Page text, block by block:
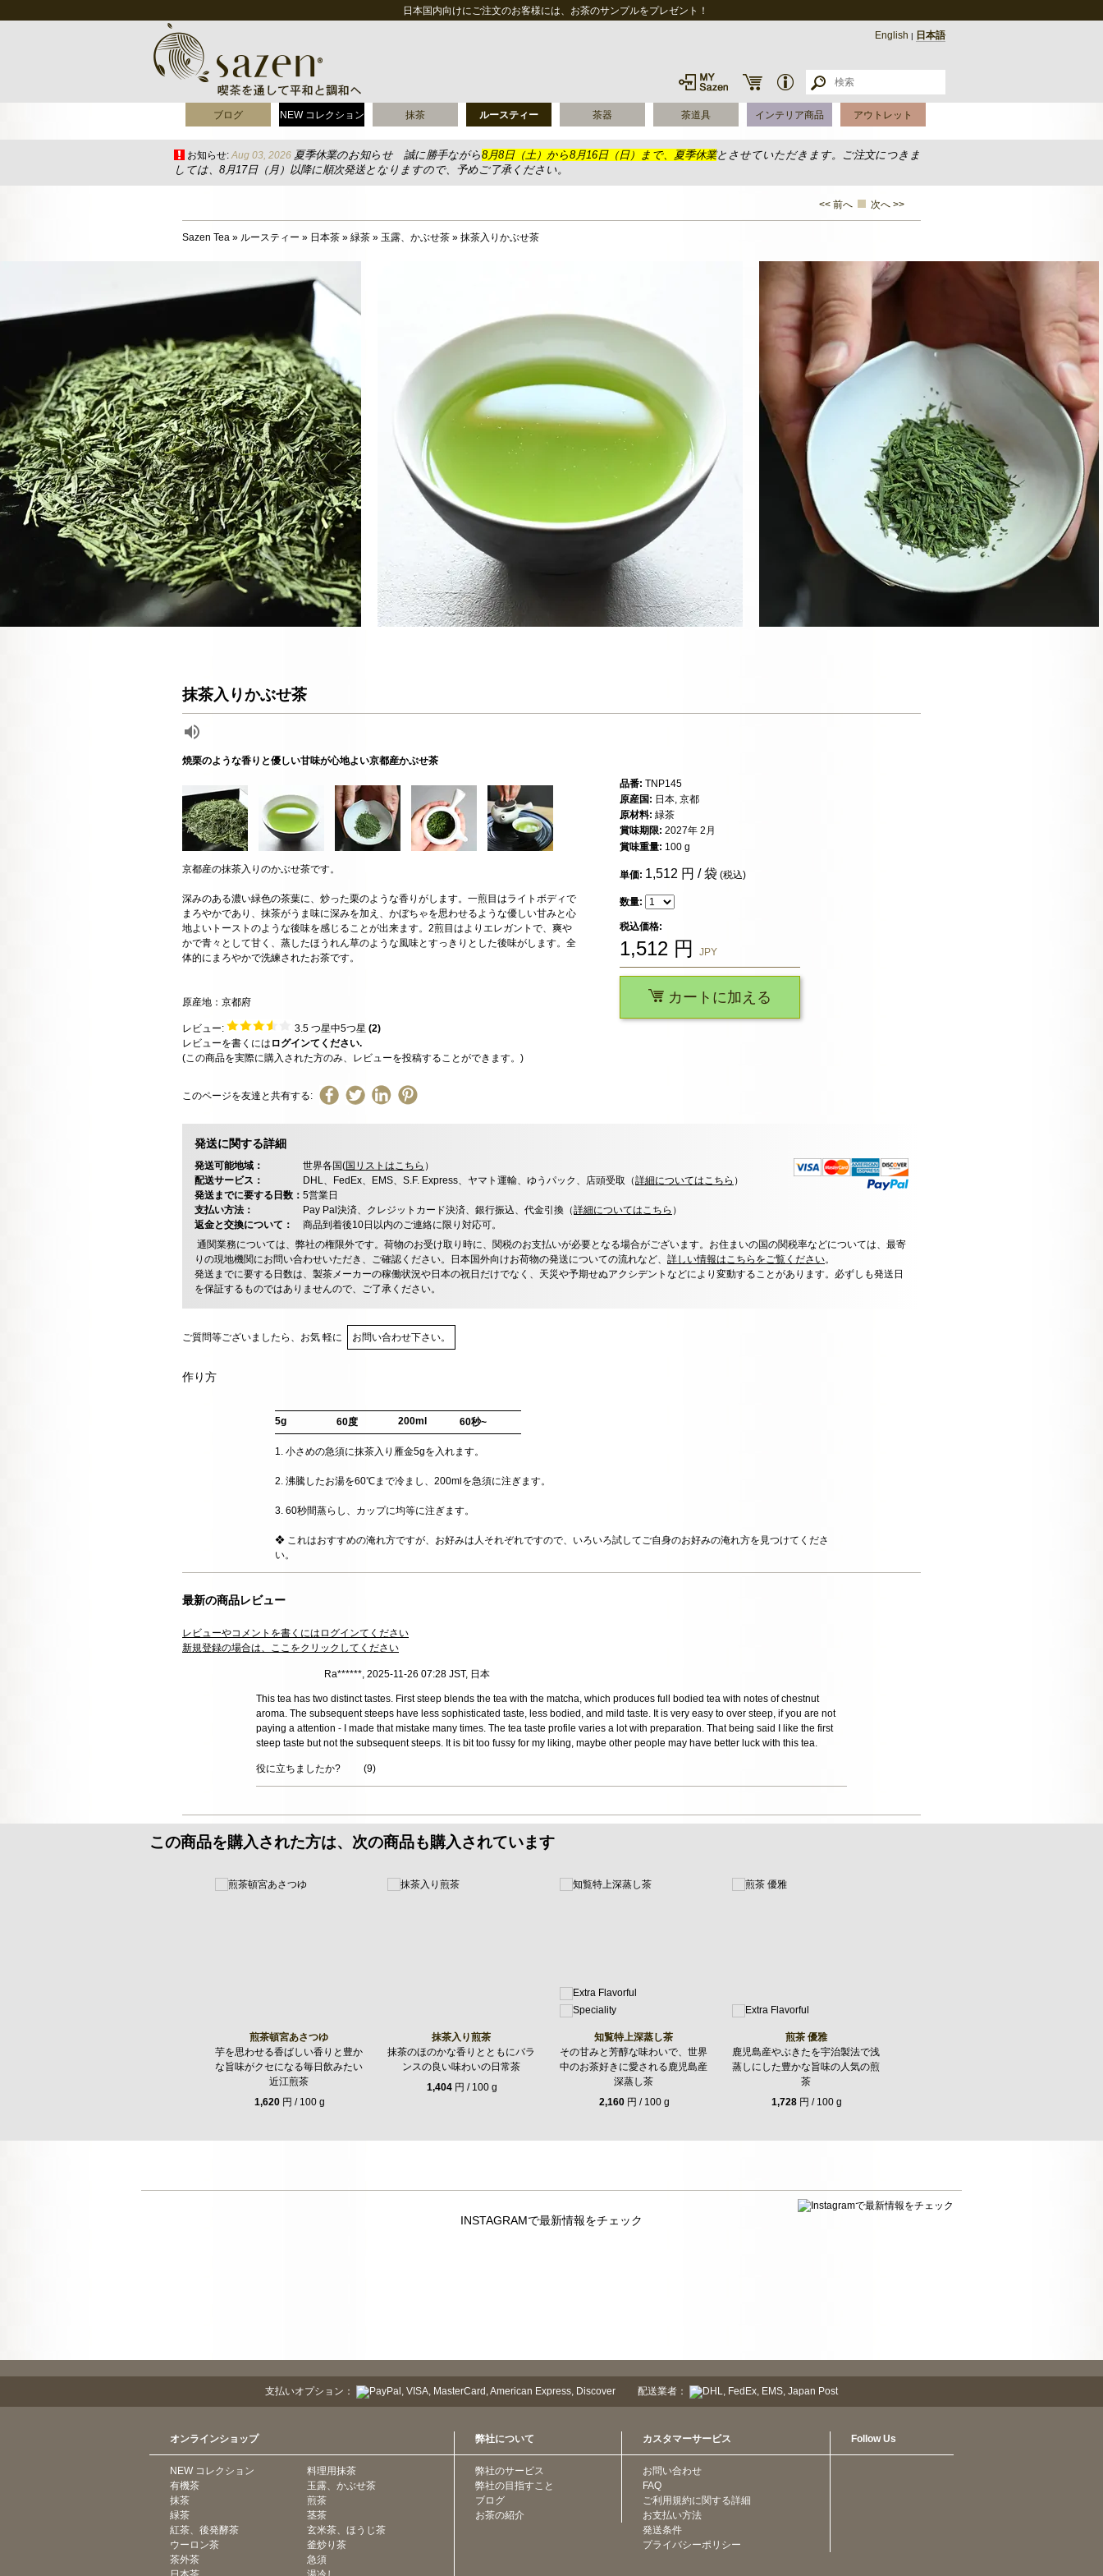
日本国内向けにご注文のお客様には、お茶のサンプルをプレゼント！
English | 日本語
ブログ NEW コレクション 抹茶 ルースティー 茶器 茶道具 インテリア商品 アウトレット
お知らせ: Aug 03, 2026 夏季休業のお知らせ 誠に勝手ながら8月8日（土）から8月16日（日）まで、夏季休業とさせていただきます。ご注文につきま
しては、8月17日（月）以降に順次発送となりますので、予めご了承ください。
<< 前へ 次へ >>
Sazen Tea » ルースティー » 日本茶 » 緑茶 » 玉露、かぶせ茶 » 抹茶入りかぶせ茶
抹茶入りかぶせ茶
焼栗のような香りと優しい甘味が心地よい京都産かぶせ茶
京都産の抹茶入りのかぶせ茶です。
深みのある濃い緑色の茶葉に、炒った栗のような香りがします。一煎目はライトボディで
まろやかであり、抹茶がうま味に深みを加え、かぼちゃを思わせるような優しい甘みと心
地よいトーストのような後味を感じることが出来ます。2煎目はよりエレガントで、爽や
かで青々として甘く、蒸したほうれん草のような風味とすっきりとした後味がします。全
体的にまろやかで洗練されたお茶です。
原産地：京都府
レビュー: 3.5 つ星中5つ星 (2)
レビューを書くには ログインてください.
(この商品を実際に購入された方のみ、レビューを投稿することができます。)
このページを友達と共有する:
品番: TNP145
原産国: 日本, 京都
原材料: 緑茶
賞味期限: 2027年 2月
賞味重量: 100 g
単価: 1,512 円 / 袋 (税込)
数量:
税込価格:
1,512 円 JPY
カートに加える
発送に関する詳細
発送可能地域： 世界各国(国リストはこちら ）
配送サービス：
DHL、FedEx、EMS、S.F. Express、ヤマト運輸、ゆうパック、店頭受取（詳細についてはこちら ）
発送までに要する日数： 5営業日
支払い方法：
Pay Pal決済、クレジットカード決済、銀行振込、代金引換（詳細についてはこちら ）
返金と交換について：
商品到着後10日以内のご連絡に限り対応可。
通関業務については、弊社の権限外です。荷物のお受け取り時に、関税のお支払いが必要となる場合がございます。お住まいの国の関税率などについては、最寄
りの現地機関にお問い合わせいただき、ご確認ください。日本国外向けお荷物の発送についての流れなど、 詳しい情報はこちらをご覧ください。
発送までに要する日数は、製茶メーカーの稼働状況や日本の祝日だけでなく、天災や予期せぬアクシデントなどにより変動することがあります。必ずしも発送日
を保証するものではありませんので、ご了承ください。
ご質問等ございましたら、お気 軽に お問い合わせ下さい。
作り方
5g 60度 200ml 60秒~
1. 小さめの急須に抹茶入り雁金5gを入れます。
2. 沸騰したお湯を60℃まで冷まし、200mlを急須に注ぎます。
3. 60秒間蒸らし、カップに均等に注ぎます。
❖ これはおすすめの淹れ方ですが、お好みは人それぞれですので、いろいろ試してご自身のお好みの淹れ方を見つけてくださ
い。
最新の商品レビュー
レビューやコメントを書くにはログインてください
新規登録の場合は、ここをクリックしてください
Ra******, 2025-11-26 07:28 JST, 日本
This tea has two distinct tastes. First steep blends the tea with the matcha, which produces full bodied tea with notes of chestnut
aroma. The subsequent steeps have less sophisticated taste, less bodied, and mild taste. It is very easy to over steep, if you are not
paying a attention - I made that mistake many times. The tea taste profile varies a lot with preparation. That being said I like the first
steep taste but not the subsequent steeps. It is bit too fussy for my liking, maybe other people may have better luck with this tea.
役に立ちましたか? (9)
この商品を購入された方は、次の商品も購入されています
煎茶頓宮あさつゆ
芋を思わせる香ばしい香りと豊か
な旨味がクセになる毎日飲みたい
近江煎茶
1,620 円 / 100 g
抹茶入り煎茶
抹茶のほのかな香りとともにバラ
ンスの良い味わいの日常茶
1,404 円 / 100 g
知覧特上深蒸し茶
その甘みと芳醇な味わいで、世界
中のお茶好きに愛される鹿児島産
深蒸し茶
2,160 円 / 100 g
煎茶 優雅
鹿児島産やぶきたを宇治製法で浅
蒸しにした豊かな旨味の人気の煎
茶
1,728 円 / 100 g
INSTAGRAMで最新情報をチェック
支払いオプション： 配送業者：
オンラインショップ
NEW コレクション
有機茶
抹茶
緑茶
紅茶、後発酵茶
ウーロン茶
茶外茶
料理用抹茶
玉露、かぶせ茶
煎茶
茎茶
玄米茶、ほうじ茶
釜炒り茶
急須
弊社について
弊社のサービス
弊社の目指すこと
ブログ
お茶の紹介
カスタマーサービス
お問い合わせ
FAQ
ご利用規約に関する詳細
お支払い方法
発送条件
プライバシーポリシー
Follow Us